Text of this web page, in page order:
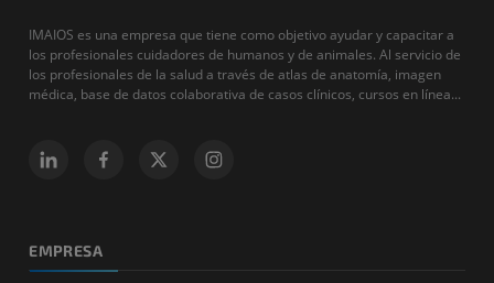
IMAIOS es una empresa que tiene como objetivo ayudar y capacitar a
los profesionales cuidadores de humanos y de animales. Al servicio de
los profesionales de la salud a través de atlas de anatomía, imagen
médica, base de datos colaborativa de casos clínicos, cursos en línea...
EMPRESA